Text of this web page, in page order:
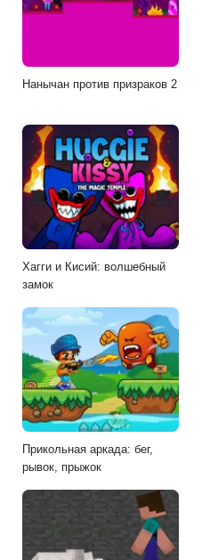
Нанычан против призраков 2
Хагги и Кисий: волшебный
замок
Прикольная аркада: бег,
рывок, прыжок